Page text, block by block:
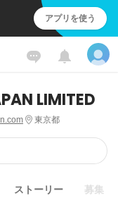
アプリを使う
LIMITED
東京都
ストーリー 募集